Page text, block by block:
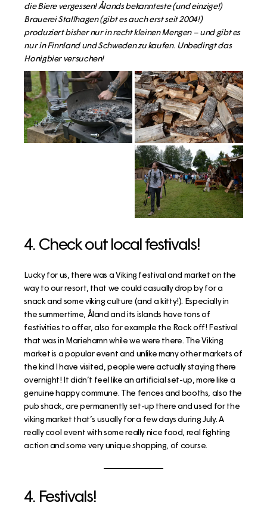
die Biere vergessen! Ålands bekannteste (und einzige!)
Brauerei Stallhagen (gibt es auch erst seit 2004!)
produziert bisher nur in recht kleinen Mengen – und gibt es
nur in Finnland und Schweden zu kaufen. Unbedingt das
Honigbier versuchen!
4. Check out local festivals!
Lucky for us, there was a Viking festival and market on the
way to our resort, that we could casually drop by for a
snack and some viking culture (and a kitty!). Especially in
the summertime, Åland and its islands have tons of
festivities to offer, also for example the Rock off! Festival
that was in Mariehamn while we were there. The Viking
market is a popular event and unlike many other markets of
the kind I have visited, people were actually staying there
overnight! It didn’t feel like an artificial set-up, more like a
genuine happy commune. The fences and booths, also the
pub shack, are permanently set-up there and used for the
viking market that’s usually for a few days during July. A
really cool event with some really nice food, real fighting
action and some very unique shopping, of course.
4. Festivals!